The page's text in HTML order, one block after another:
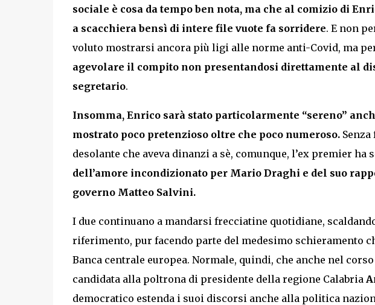
sociale è cosa da tempo ben nota, ma che al comizio di
a scacchiera bensì di intere file vuote fa sorridere. E non
voluto mostrarsi ancora più ligi alle norme anti-Covid, ma
agevolare il compito non presentandosi direttamente al
segretario.
Insomma, Enrico sarà stato particolarmente “sereno”
mostrato poco pretenzioso oltre che poco numeroso.
desolante che aveva dinanzi a sè, comunque, l’ex premier ha
dell’amore incondizionato per Mario Draghi e del suo
governo Matteo Salvini.
I due continuano a mandarsi frecciatine quotidiane,
riferimento, pur facendo parte del medesimo schieramento
Banca centrale europea. Normale, quindi, che anche nel
candidata alla poltrona di presidente della regione Calabria
democratico estenda i suoi discorsi anche alla politica